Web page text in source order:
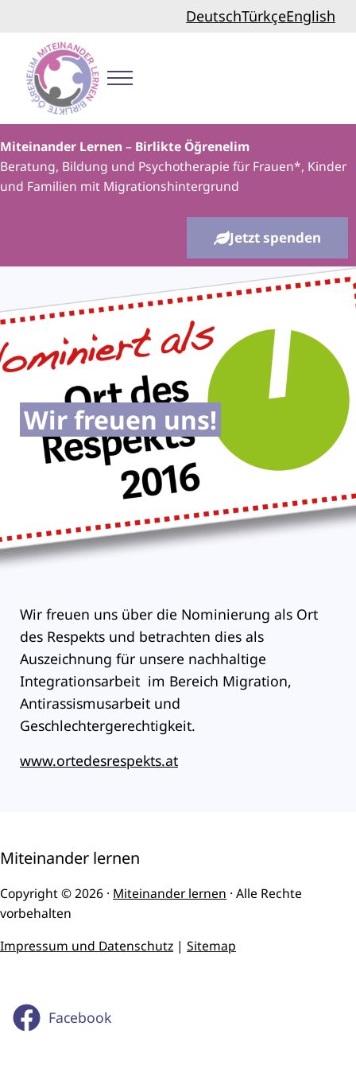
Skip to header right navigationDeutschTürkçeEnglish
Menu
Miteinander Lernen – Birlikte Öğrenelim
Beratung, Bildung und Psychotherapie für Frauen*, Kinder
und Familien mit Migrationshintergrund
Jetzt spenden
Wir freuen uns!
Wir freuen uns über die Nominierung als Ort
des Respekts und betrachten dies als
Auszeichnung für unsere nachhaltige
Integrationsarbeit im Bereich Migration,
Antirassismusarbeit und
Geschlechtergerechtigkeit.
www.ortedesrespekts.at
Miteinander lernen
Copyright © 2026 · Miteinander lernen · Alle Rechte
vorbehalten
Impressum und Datenschutz |Sitemap
Facebook